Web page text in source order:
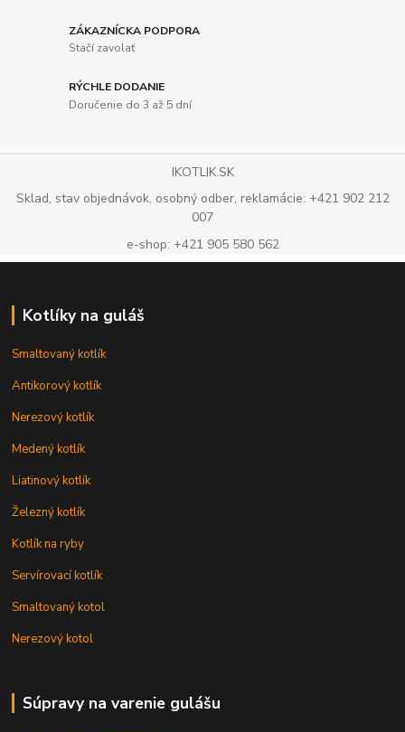
ZÁKAZNÍCKA PODPORA
Stačí zavolať
RÝCHLE DODANIE
Doručenie do 3 až 5 dní
IKOTLIK.SK
Sklad, stav objednávok, osobný odber, reklamácie: +421 902 212
007
e-shop: +421 905 580 562
Kotlíky na guláš
Smaltovaný kotlík
Antikorový kotlík
Nerezový kotlík
Medený kotlík
Liatinový kotlík
Železný kotlík
Kotlík na ryby
Servírovací kotlík
Smaltovaný kotol
Nerezový kotol
Súpravy na varenie gulášu